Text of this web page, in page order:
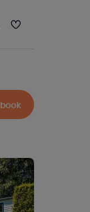
book